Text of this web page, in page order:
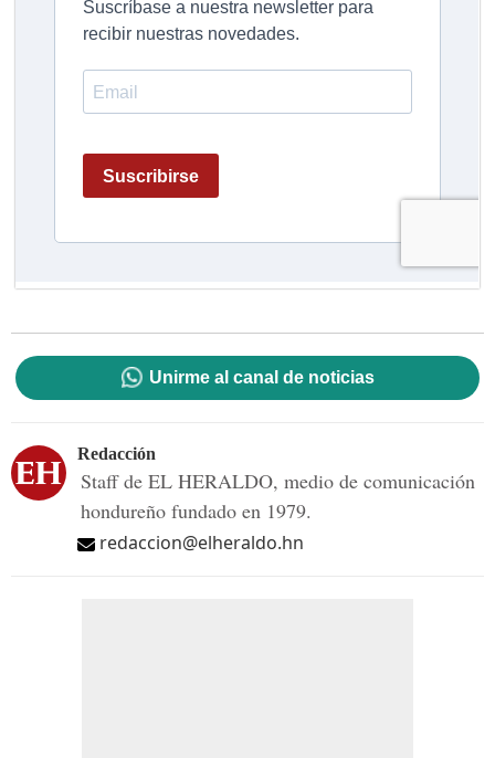
Unirme al canal de noticias
Redacción
Staff de EL HERALDO, medio de comunicación
hondureño fundado en 1979.
redaccion@elheraldo.hn